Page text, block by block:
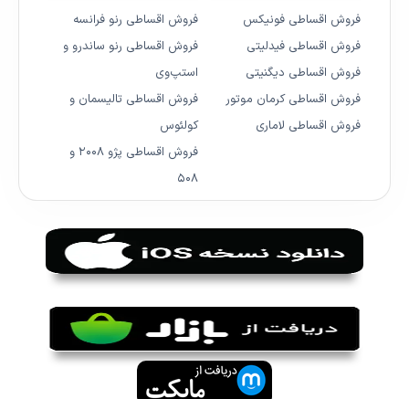
فروش اقساطی فونیکس
فروش اقساطی فیدلیتی
فروش اقساطی دیگنیتی
فروش اقساطی کرمان موتور
فروش اقساطی لاماری
فروش اقساطی رنو فرانسه
فروش اقساطی رنو ساندرو و
استپ‌وی
فروش اقساطی تالیسمان و
کولئوس
فروش اقساطی پژو ۲۰۰۸ و
۵۰۸